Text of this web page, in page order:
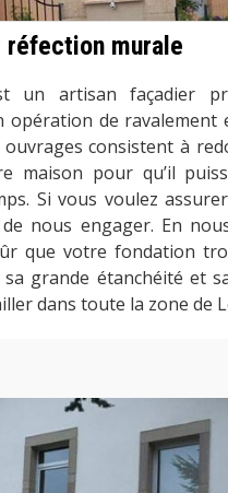
réfection murale
un artisan façadier
opération de
consistent à
maison pour qu’il
Si vous voulez
nous engager. En
que votre fondation
grande étanchéité et
dans toute la zone de